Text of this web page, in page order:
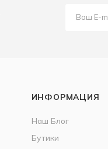
ИНФОРМАЦИЯ
Наш Блог
Бутики